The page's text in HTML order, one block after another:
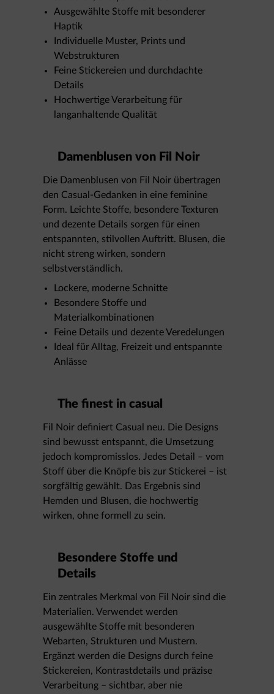
Ausgewählte Stoffe mit besonderer
Haptik
Individuelle Muster, Prints und
Webstrukturen
Feine Stickereien und durchdachte
Details
Hochwertige Verarbeitung für
langanhaltende Qualität
Damenblusen von Fil Noir
Die Damenblusen von Fil Noir übertragen
den Casual-Gedanken in eine feminine
Form. Leichte Stoffe, besondere Texturen
und dezente Details sorgen für einen
entspannten, stilvollen Auftritt. Blusen, die
nicht streng wirken, sondern
selbstverständlich.
Lockere, moderne Schnitte
Besondere Stoffe und
Materialkombinationen
Feine Details und dezente Veredelungen
Ideal für Alltag, Freizeit und entspannte
Anlässe
The finest in casual
Fil Noir definiert Casual neu. Die Designs
sind bewusst entspannt, die Umsetzung
jedoch kompromisslos. Jedes Detail – vom
Stoff über die Knöpfe bis zur Stickerei – ist
sorgfältig gewählt. Das Ergebnis sind
Hemden und Blusen, die hochwertig
wirken, ohne formell zu sein.
Besondere Stoffe und
Details
Ein zentrales Merkmal von Fil Noir sind die
Materialien. Verwendet werden
ausgewählte Stoffe mit besonderen
Webarten, Strukturen und Mustern.
Ergänzt werden die Designs durch feine
Stickereien, Kontrastdetails und präzise
Verarbeitung – sichtbar, aber nie